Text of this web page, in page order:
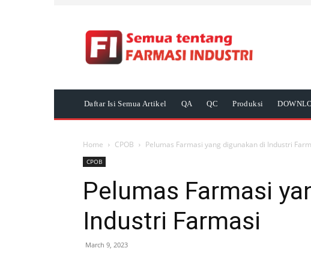
Daftar Isi Semua Artikel QA QC Produksi
Home CPOB Pelumas Farmasi yang digunakan di Industri
CPOB
Pelumas Farmasi
Industri Farmasi
March 9, 2023